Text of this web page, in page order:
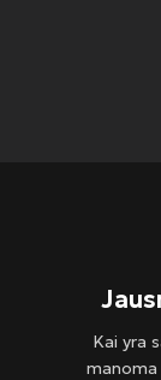
Kai yra